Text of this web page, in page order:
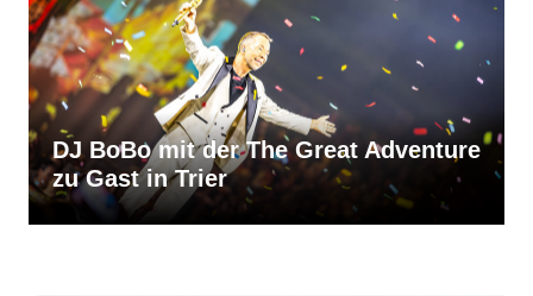
DJ BoBo mit der The Great Adventure
zu Gast in Trier